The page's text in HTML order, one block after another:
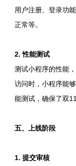
用户注册、登录功
正常等。
2. 性能测试
测试小程序的性能
访问时，小程序能
能测试，确保了双
五、上线阶段
1. 提交审核